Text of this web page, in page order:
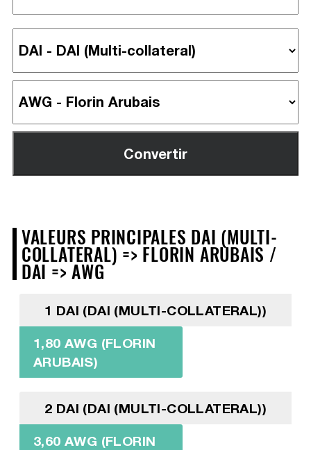
VALEURS PRINCIPALES DAI (MULTI-
COLLATERAL) => FLORIN ARUBAIS /
DAI => AWG
1 DAI (DAI (MULTI-COLLATERAL))
1,80 AWG (FLORIN
ARUBAIS)
2 DAI (DAI (MULTI-COLLATERAL))
3,60 AWG (FLORIN